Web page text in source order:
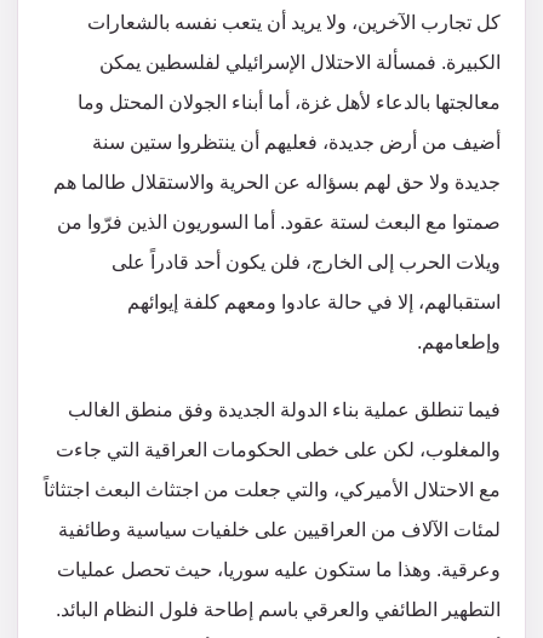
كل تجارب الآخرين، ولا يريد أن يتعب نفسه بالشعارات
الكبيرة. فمسألة الاحتلال الإسرائيلي لفلسطين يمكن
معالجتها بالدعاء لأهل غزة، أما أبناء الجولان المحتل وما
أضيف من أرض جديدة، فعليهم أن ينتظروا ستين سنة
جديدة ولا حق لهم بسؤاله عن الحرية والاستقلال طالما هم
صمتوا مع البعث لستة عقود. أما السوريون الذين فرّوا من
ويلات الحرب إلى الخارج، فلن يكون أحد قادراً على
استقبالهم، إلا في حالة عادوا ومعهم كلفة إيوائهم
وإطعامهم.
فيما تنطلق عملية بناء الدولة الجديدة وفق منطق الغالب
والمغلوب، لكن على خطى الحكومات العراقية التي جاءت
مع الاحتلال الأميركي، والتي جعلت من اجتثاث البعث اجتثاثاً
لمئات الآلاف من العراقيين على خلفيات سياسية وطائفية
وعرقية. وهذا ما ستكون عليه سوريا، حيث تحصل عمليات
التطهير الطائفي والعرقي باسم إطاحة فلول النظام البائد.